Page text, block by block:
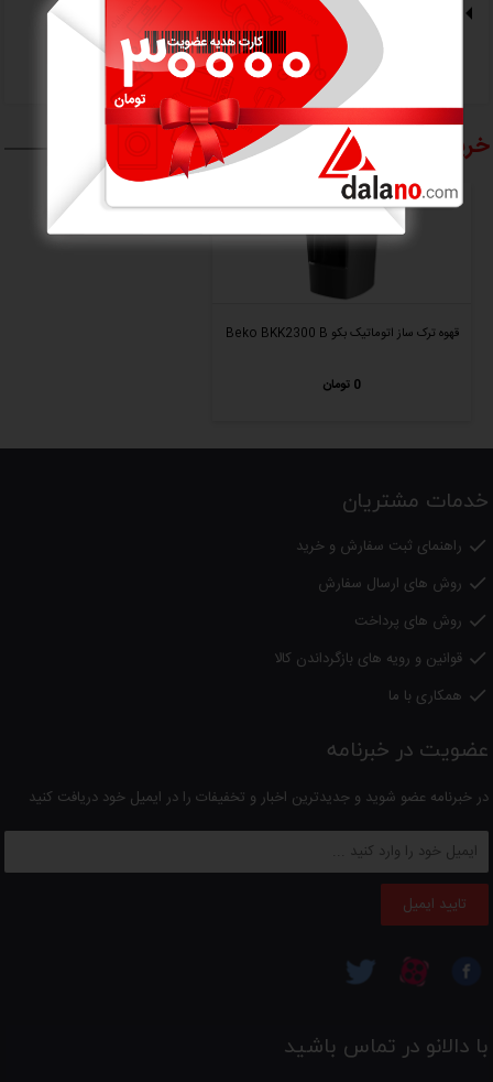
دیدگاه کاربران
ارسال دیدگاه
خریداران این محصول ، محصولات زیر را هم خریده اند
قهوه ترک ساز اتوماتیک بکو Beko BKK2300 B
0 تومان
خدمات مشتریان
 راهنمای ثبت سفارش و خرید
 روش های ارسال سفارش
 روش های پرداخت
 قوانین و رویه های بازگرداندن کالا
 همکاری با ما
عضویت در خبرنامه
در خبرنامه عضو شوید و جدیدترین اخبار و تخفیفات را در ایمیل خود دریافت کنید
تایید ایمیل
با دالانو در تماس باشید